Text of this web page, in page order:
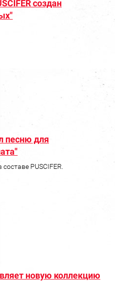
создан
песню для
PUSCIFER.
новую коллекцию